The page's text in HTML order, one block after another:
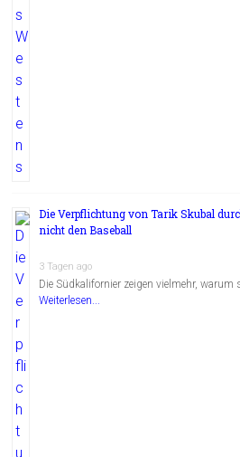
Die Verpflichtung von Tarik Skubal
nicht den Baseball
3 Tagen ago
Die Südkalifornier zeigen vielmehr, warum
Weiterlesen...